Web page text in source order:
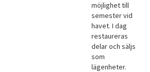
möjlighet till
semester vid
havet. I dag
restaureras
delar och säljs
som
lägenheter.